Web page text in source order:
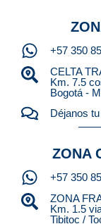
+57 350
CELTA
Km. 7.5
Bogotá -
Déjanos
ZONA
+57 350
ZONA
Km. 1.5
Tibitoc /